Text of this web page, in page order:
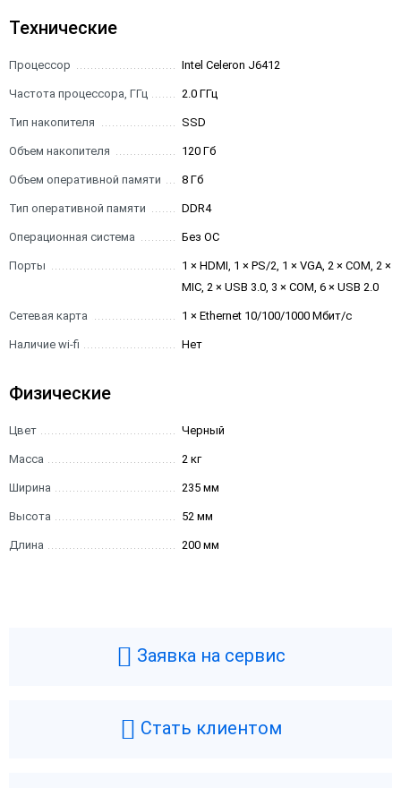
Технические
Процессор Intel Celeron J6412
Частота процессора, ГГц 2.0 ГГц
Тип накопителя SSD
Объем накопителя 120 Гб
Объем оперативной памяти 8 Гб
Тип оперативной памяти DDR4
Операционная система Без ОС
Порты
1 × HDMI, 1 × PS/2, 1 × VGA, 2 × COM, 2 ×
MIC, 2 × USB 3.0, 3 × COM, 6 × USB 2.0
Сетевая карта 1 × Ethernet 10/100/1000 Мбит/с
Наличие wi-fi Нет
Физические
Цвет Черный
Масса 2 кг
Ширина 235 мм
Высота 52 мм
Длина 200 мм
Заявка на сервис
Стать клиентом